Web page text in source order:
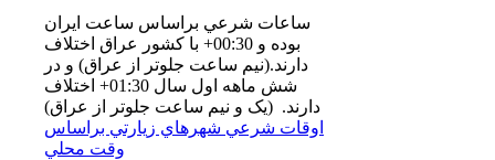
ساعات شرعي براساس ساعت ايران
بوده و 00:30+ با كشور عراق اختلاف
دارند.(نيم ساعت جلوتر از عراق) و در
شش ماهه اول سال 01:30+ اختلاف
دارند. (یک و نیم ساعت جلوتر از عراق)
اوقات شرعي شهرهاي زيارتي براساس
وقت محلي